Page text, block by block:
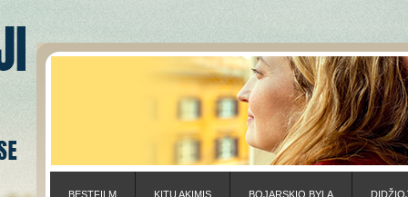
BESTFILM KITŲ AKIMIS BOJARSKIO BYLA